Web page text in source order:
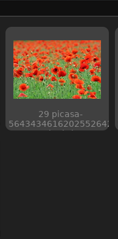
29 picasa-
5643434616202552642
web piwigo